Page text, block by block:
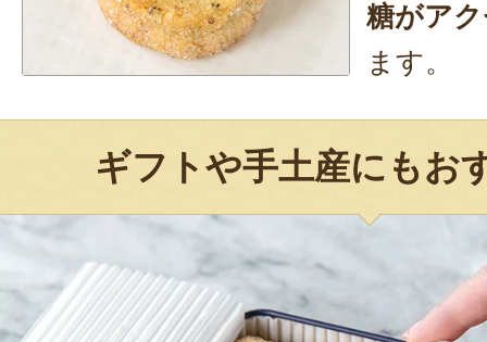
糖がア
ます。
ギフトや手土産にもお